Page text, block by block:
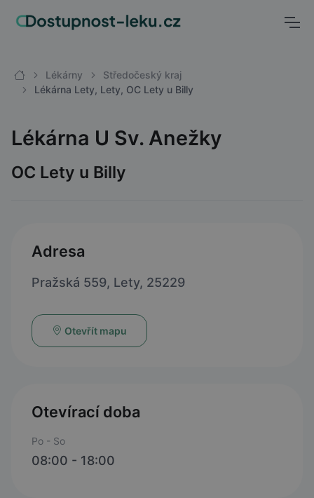
Lékárny
Středočeský kraj
Lékárna Lety, Lety, OC Lety u Billy
Lékárna U Sv. Anežky
OC Lety u Billy
Adresa
Pražská 559, Lety, 25229
Otevřít mapu
Otevírací doba
Po - So
08:00 - 18:00